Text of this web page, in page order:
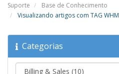
Suporte
Base de Conhecimento
Visualizando artigos com TAG WHM
Categorias